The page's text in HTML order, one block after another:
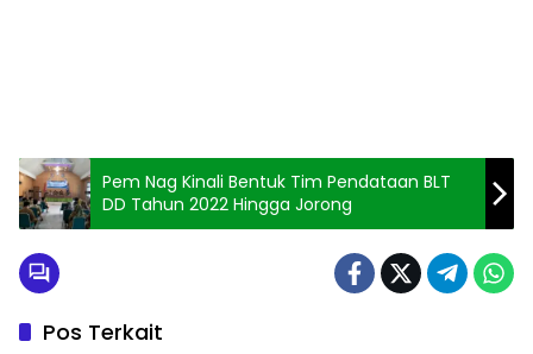
Pem Nag Kinali Bentuk Tim Pendataan BLT
DD Tahun 2022 Hingga Jorong
Pos Terkait